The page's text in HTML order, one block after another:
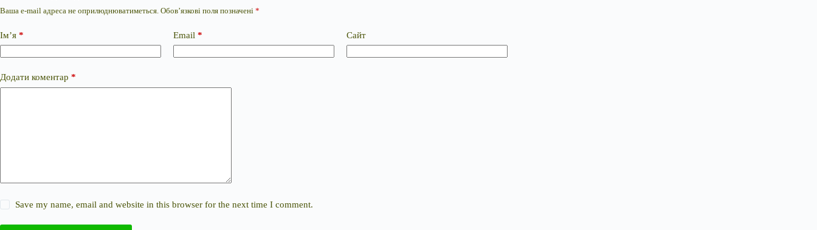
Ваша e-mail адреса не оприлюднюватиметься. Обов’язкові поля позначені *
Ім’я * Email * Сайт
Додати коментар *
Save my name, email and website in this browser for the next time I comment.